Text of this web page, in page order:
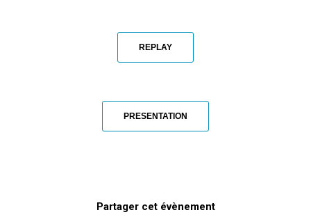
REPLAY
PRESENTATION
Partager cet évènement